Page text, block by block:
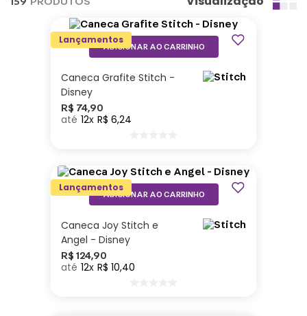
Lançamentos
Caneca Grafite Stitch -
Disney
R$ 74,90
12 R$ 6,24
ADICIONAR AO CARRINHO
Lançamentos
Caneca Joy Stitch e
Angel - Disney
R$ 124,90
12 R$ 10,40
ADICIONAR AO CARRINHO